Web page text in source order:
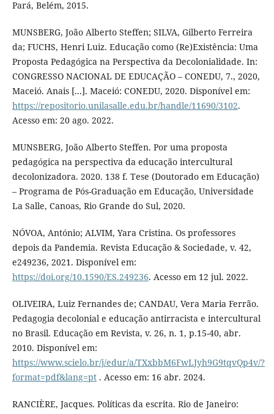
Pará, Belém, 2015.
MUNSBERG, João Alberto Steffen; SILVA, Gilberto Ferreira
da; FUCHS, Henri Luiz. Educação como (Re)Existência: Uma
Proposta Pedagógica na Perspectiva da Decolonialidade. In:
CONGRESSO NACIONAL DE EDUCAÇÃO – CONEDU, 7., 2020,
Maceió. Anais [...]. Maceió: CONEDU, 2020. Disponível em:
https://repositorio.unilasalle.edu.br/handle/11690/3102.
Acesso em: 20 ago. 2022.
MUNSBERG, João Alberto Steffen. Por uma proposta
pedagógica na perspectiva da educação intercultural
decolonizadora. 2020. 138 f. Tese (Doutorado em Educação)
– Programa de Pós-Graduação em Educação, Universidade
La Salle, Canoas, Rio Grande do Sul, 2020.
NÓVOA, António; ALVIM, Yara Cristina. Os professores
depois da Pandemia. Revista Educação & Sociedade, v. 42,
e249236, 2021. Disponível em:
https://doi.org/10.1590/ES.249236. Acesso em 12 jul. 2022.
OLIVEIRA, Luiz Fernandes de; CANDAU, Vera Maria Ferrão.
Pedagogia decolonial e educação antirracista e intercultural
no Brasil. Educação em Revista, v. 26, n. 1, p.15-40, abr.
2010. Disponível em:
https://www.scielo.br/j/edur/a/TXxbbM6FwLJyh9G9tqvQp4v/?
format=pdf&lang=pt. Acesso em: 16 abr. 2024.
RANCIÈRE, Jacques. Políticas da escrita. Rio de Janeiro: